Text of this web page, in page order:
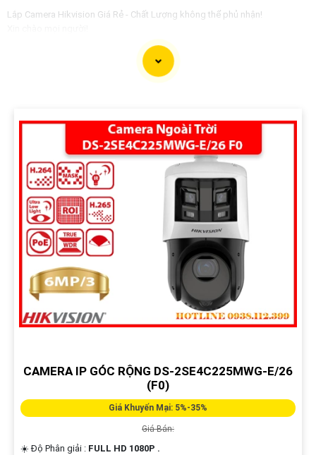
Lắp Camera Hikvision Giá Rẻ - Chất Lượng không thể phủ nhận!
hay cửa hàng của mình? Hãy yên tâm với dịch vụ lắp Camera Hikvision của
chúng tôi - mang đến sự an tâm và chất lượng không thể phủ nhận!
Chất lượng đỉnh cao: Camera Hikvision là thương hiệu nổi tiếng với chất
lượng hình ảnh sắc nét, độ tin cậy cao và tính năng thông minh vượt trội. ✪
Dịch vụ chuyên nghiệp: Đội ngũ kỹ thuật viên giàu kinh nghiệm, nhiệt tình
và chuyên nghiệp sẽ tự tin việc lắp đặt Camera diễn ra nhanh chóng và hiệu
Hãy để chúng tôi bảo vệ không gian quý giá của bạn một cách an toàn và
hiệu quả nhất!
Liên hệ ngay với chúng tôi để được tư vấn và báo giá chi tiết:
Địa chỉ: [Điền địa chỉ công ty của bạn]Số điện thoại: [Điền số điện thoại liên
Hãy đầu tư vào an ninh cho gia đình và doanh nghiệp của bạn ngay hôm
nay với Camera Hikvision - sự lựa chọn hoàn hảo của bạn!
Cảm ơn bạn đã tin tưởng và chọn lựa dịch vụ của chúng tôi!
Hi vọng bạn sẽ tìm thấy mẫu văn bản này phát huy được nhiều tính năng.
CAMERA IP GÓC RỘNG DS-2SE4C225MWG-E/26
(F0)
Giá Khuyến Mại: 5%-35%
Giá Bán:
☀️ Độ Phân giải : FULL HD 1080P .